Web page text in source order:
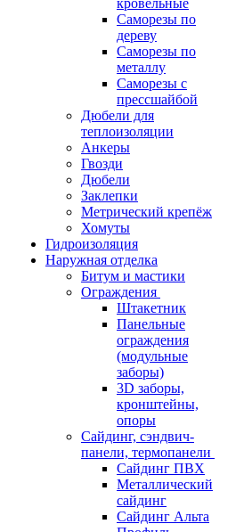
кровельные
Саморезы по
дереву
Саморезы по
металлу
Саморезы с
прессшайбой
Дюбели для
теплоизоляции
Анкеры
Гвозди
Дюбели
Заклепки
Метрический крепёж
Хомуты
Гидроизоляция
Наружная отделка
Битум и мастики
Ограждения
Штакетник
Панельные
ограждения
(модульные
заборы)
3D заборы,
кронштейны,
опоры
Cайдинг, сэндвич-
панели, термопанели
Сайдинг ПВХ
Металлический
сайдинг
Сайдинг Альта